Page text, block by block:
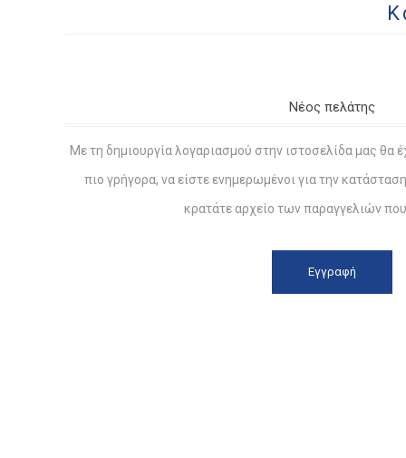
Νέος πελάτης
Με τη δημιουργία λογαριασμού στην ιστοσελίδα μας θα
πιο γρήγορα, να είστε ενημερωμένοι για την
κρατάτε αρχείο των παραγγελιών που